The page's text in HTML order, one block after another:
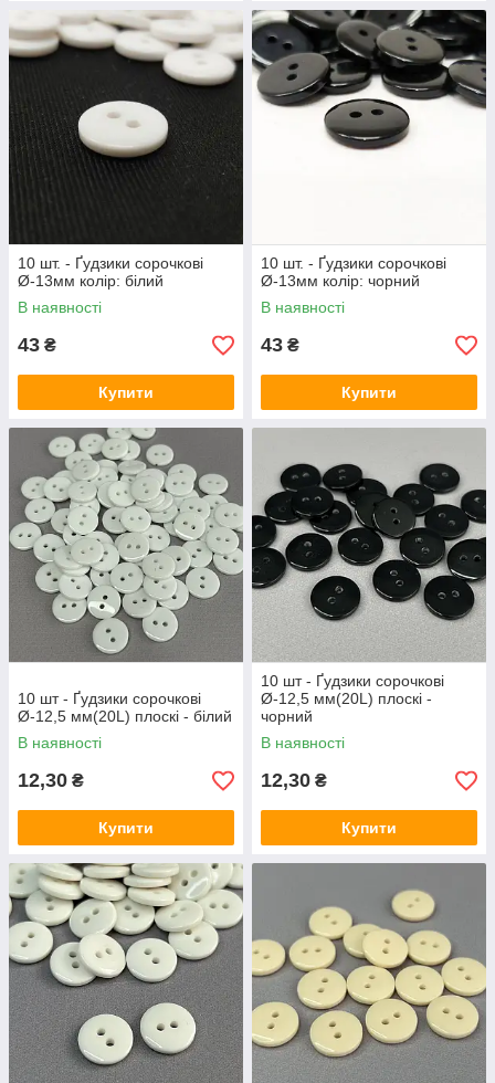
10 шт. - Ґудзики сорочкові
Ø-13мм колір: білий
В наявності
43 ₴
Купити
10 шт. - Ґудзики сорочкові
Ø-13мм колір: чорний
В наявності
43 ₴
Купити
10 шт - Ґудзики сорочкові
Ø-12,5 мм(20L) плоскі - білий
В наявності
12,30 ₴
Купити
10 шт - Ґудзики сорочкові
Ø-12,5 мм(20L) плоскі -
чорний
В наявності
12,30 ₴
Купити